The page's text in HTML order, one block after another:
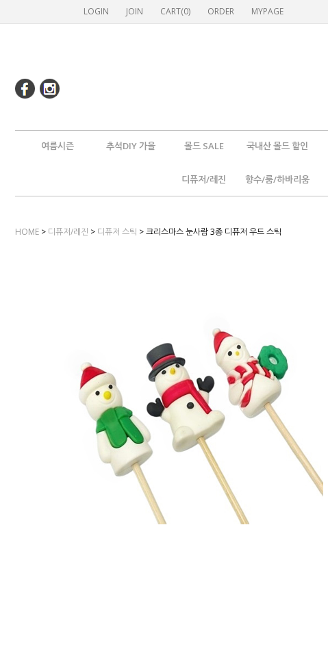
LOGIN JOIN CART(0) ORDER MYPAGE
여름시즌 추석DIY 가을 몰드 SALE 국내산 몰드 할인
디퓨저/레진 향수/룸/하바리움
HOME > 디퓨저/레진 > 디퓨저 스틱 > 크리스마스 눈사람 3종 디퓨저 우드 스틱